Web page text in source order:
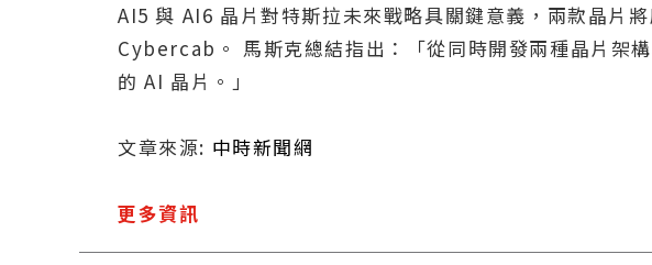
AI5 與 AI6 晶片對特斯拉未來戰略具關鍵意義，兩款晶片
Cybercab。 馬斯克總結指出：「從同時開發兩種晶片架
的 AI 晶片。」
文章來源: 中時新聞網
更多資訊